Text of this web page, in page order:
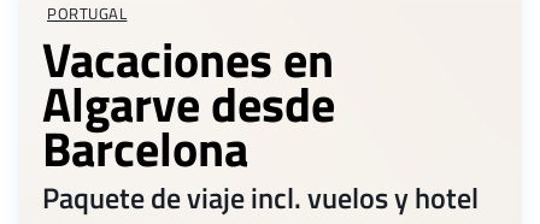
PORTUGAL
Vacaciones en
Algarve desde
Barcelona
Paquete de viaje incl. vuelos y hotel